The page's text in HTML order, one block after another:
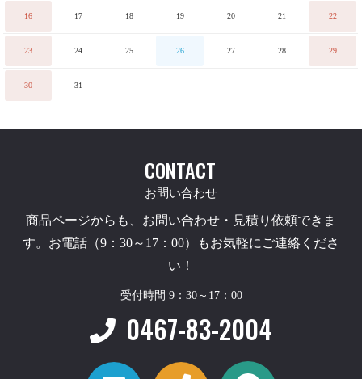
16 17 18 19 20 21 22
23 24 25 26 27 28 29
30 31
CONTACT
お問い合わせ
商品ページからも、お問い合わせ・見積り依頼できま
す。お電話（9：30～17：00）もお気軽にご連絡くださ
い！
受付時間 9：30～17：00
0467-83-2004